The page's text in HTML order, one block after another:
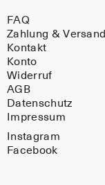
FAQ
Zahlung & Versand
Kontakt
Konto
Widerruf
AGB
Datenschutz
Impressum
Instagram
Facebook